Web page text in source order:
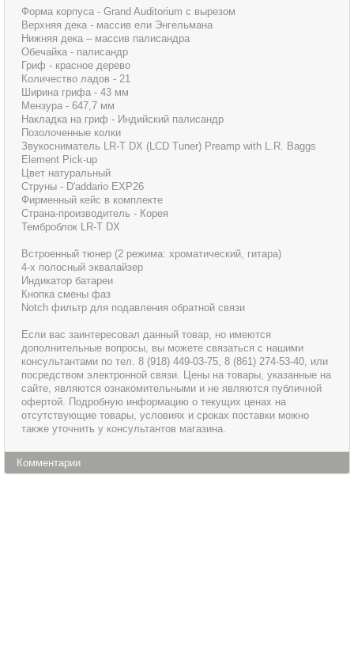
Форма корпуса - Grand Auditorium с вырезом
Верхняя дека - массив ели Энгельмана
Нижняя дека – массив палисандра
Обечайка - палисандр
Гриф - красное дерево
Количество ладов - 21
Ширина грифа - 43 мм
Мензура - 647,7 мм
Накладка на гриф - Индийский палисандр
Позолоченные колки
Звукосниматель LR-T DX (LCD Tuner) Preamp with L.R. Baggs
Element Pick-up
Цвет натуральный
Струны - D'addario EXP26
Фирменный кейс в комплекте
Страна-производитель - Корея
Темброблок LR-T DX
Встроенный тюнер (2 режима: хроматический, гитара)
4-х полосный эквалайзер
Индикатор батареи
Кнопка смены фаз
Notch фильтр для подавления обратной связи
Если вас заинтересовал данный товар, но имеются
дополнительные вопросы, вы можете связаться с нашими
консультантами по тел. 8 (918) 449-03-75, 8 (861) 274-53-40, или
посредством электронной связи. Цены на товары, указанные на
сайте, являются ознакомительными и не являются публичной
офертой. Подробную информацию о текущих ценах на
отсутствующие товары, условиях и сроках поставки можно
также уточнить у консультантов магазина.
Комментарии